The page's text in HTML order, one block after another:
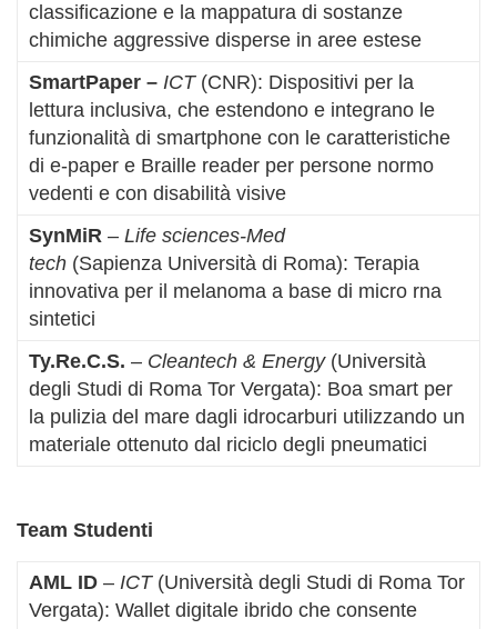
classificazione e la mappatura di sostanze
chimiche aggressive disperse in aree estese
SmartPaper – ICT (CNR): Dispositivi per la
lettura inclusiva, che estendono e integrano le
funzionalità di smartphone con le caratteristiche
di e-paper e Braille reader per persone normo
vedenti e con disabilità visive
SynMiR – Life sciences-Med
tech (Sapienza Università di Roma): Terapia
innovativa per il melanoma a base di micro rna
sintetici
Ty.Re.C.S. – Cleantech & Energy (Università
degli Studi di Roma Tor Vergata): Boa smart per
la pulizia del mare dagli idrocarburi utilizzando un
materiale ottenuto dal riciclo degli pneumatici
Team Studenti
AML ID – ICT (Università degli Studi di Roma Tor
Vergata): Wallet digitale ibrido che consente